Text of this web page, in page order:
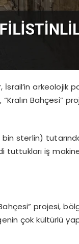
arkeolojik
“Kralın Bahçesi”
sterlin)
iş
Bahçesi” projesi,
çok kültürlü